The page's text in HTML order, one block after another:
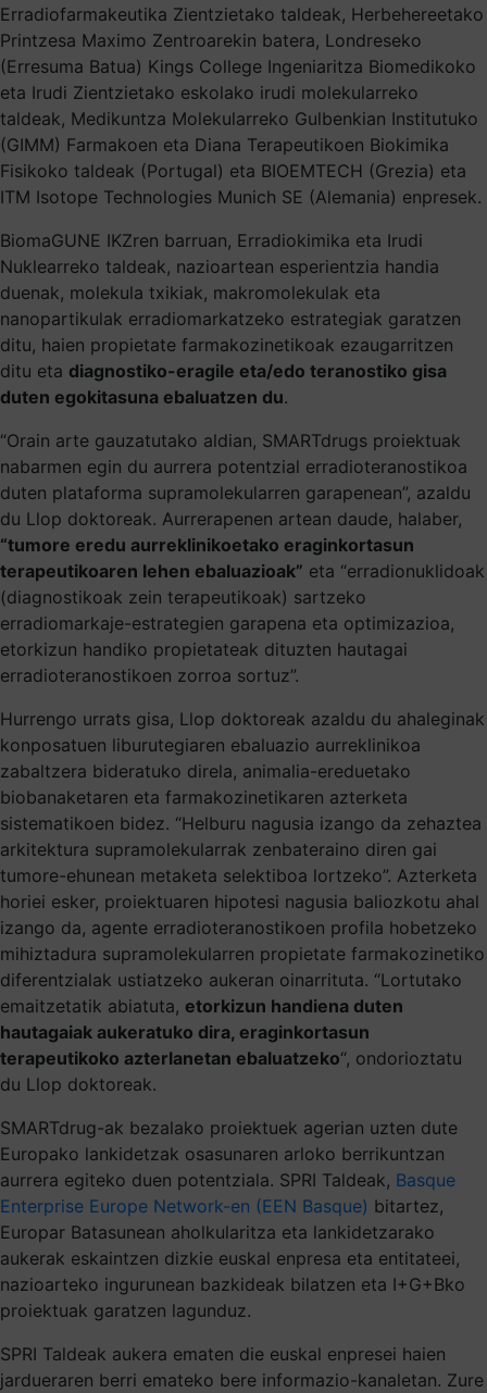
Erradiofarmakeutika Zientzietako taldeak, Herbehereetako
Printzesa Maximo Zentroarekin batera, Londreseko
(Erresuma Batua) Kings College Ingeniaritza Biomedikoko
eta Irudi Zientzietako eskolako irudi molekularreko
taldeak, Medikuntza Molekularreko Gulbenkian Institutuko
(GIMM) Farmakoen eta Diana Terapeutikoen Biokimika
Fisikoko taldeak (Portugal) eta BIOEMTECH (Grezia) eta
ITM Isotope Technologies Munich SE (Alemania) enpresek.
BiomaGUNE IKZren barruan, Erradiokimika eta Irudi
Nuklearreko taldeak, nazioartean esperientzia handia
duenak, molekula txikiak, makromolekulak eta
nanopartikulak erradiomarkatzeko estrategiak garatzen
ditu, haien propietate farmakozinetikoak ezaugarritzen
ditu eta diagnostiko-eragile eta/edo teranostiko gisa
duten egokitasuna ebaluatzen du.
“Orain arte gauzatutako aldian, SMARTdrugs proiektuak
nabarmen egin du aurrera potentzial erradioteranostikoa
duten plataforma supramolekularren garapenean”, azaldu
du Llop doktoreak. Aurrerapenen artean daude, halaber,
“tumore eredu aurreklinikoetako eraginkortasun
terapeutikoaren lehen ebaluazioak” eta “erradionuklidoak
(diagnostikoak zein terapeutikoak) sartzeko
erradiomarkaje-estrategien garapena eta optimizazioa,
etorkizun handiko propietateak dituzten hautagai
erradioteranostikoen zorroa sortuz”.
Hurrengo urrats gisa, Llop doktoreak azaldu du ahaleginak
konposatuen liburutegiaren ebaluazio aurreklinikoa
zabaltzera bideratuko direla, animalia-ereduetako
biobanaketaren eta farmakozinetikaren azterketa
sistematikoen bidez. “Helburu nagusia izango da zehaztea
arkitektura supramolekularrak zenbateraino diren gai
tumore-ehunean metaketa selektiboa lortzeko”. Azterketa
horiei esker, proiektuaren hipotesi nagusia baliozkotu ahal
izango da, agente erradioteranostikoen profila hobetzeko
mihiztadura supramolekularren propietate farmakozinetiko
diferentzialak ustiatzeko aukeran oinarrituta. “Lortutako
emaitzetatik abiatuta, etorkizun handiena duten
hautagaiak aukeratuko dira, eraginkortasun
terapeutikoko azterlanetan ebaluatzeko“, ondorioztatu
du Llop doktoreak.
SMARTdrug-ak bezalako proiektuek agerian uzten dute
Europako lankidetzak osasunaren arloko berrikuntzan
aurrera egiteko duen potentziala. SPRI Taldeak, Basque
Enterprise Europe Network-en (EEN Basque) bitartez,
Europar Batasunean aholkularitza eta lankidetzarako
aukerak eskaintzen dizkie euskal enpresa eta entitateei,
nazioarteko ingurunean bazkideak bilatzen eta I+G+Bko
proiektuak garatzen lagunduz.
SPRI Taldeak aukera ematen die euskal enpresei haien
jardueraren berri emateko bere informazio-kanaletan. Zure